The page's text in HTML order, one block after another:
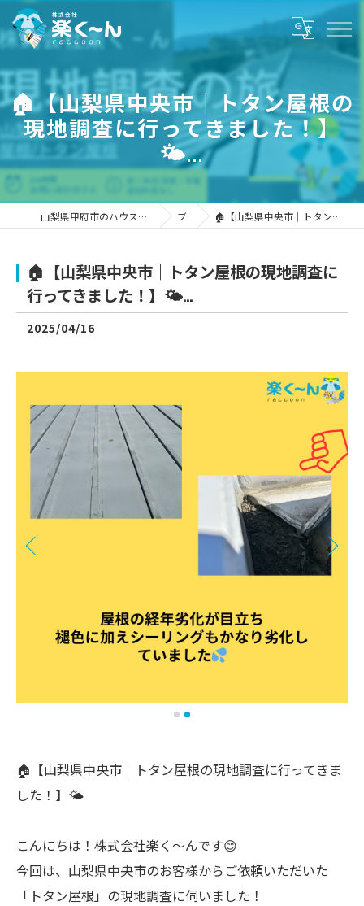
🏠【山梨県中央市｜トタン屋根の
現地調査に行ってきました！】
🌤...
山梨県甲府市のハウスクリーニングなら株式会社楽く～ん ブログ 🏠【山梨県中央市｜トタン屋根の現地調査に行ってきました！】🌤...
🏠【山梨県中央市｜トタン屋根の現地調査に
行ってきました！】🌤...
2025/04/16
🏠【山梨県中央市｜トタン屋根の現地調査に行ってきま
した！】🌤️
こんにちは！株式会社楽く～んです😊
今回は、山梨県中央市のお客様からご依頼いただいた
「トタン屋根」の現地調査に伺いました！